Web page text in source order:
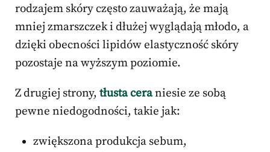
rodzajem skóry często zauważają, że mają
mniej zmarszczek i dłużej wyglądają młodo, a
dzięki obecności lipidów elastyczność skóry
pozostaje na wyższym poziomie.
Z drugiej strony, tłusta ceraniesie ze sobą
pewne niedogodności, takie jak:
zwiększona produkcja sebum,